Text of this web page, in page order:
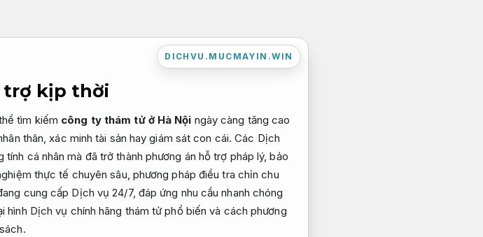
DICHVU.MUCMAYIN.WIN
trợ kịp thời
tìm kiếm công ty thám tử ở Hà Nội ngày càng tăng cao
thân, xác minh tài sản hay giám sát con cái. Các Dịch
cá nhân mà đã trở thành phương án hỗ trợ pháp lý, bảo
thực tế chuyên sâu, phương pháp điều tra chỉn chu
cung cấp Dịch vụ 24/7, đáp ứng nhu cầu nhanh chóng
hình Dịch vụ chính hãng thám tử phổ biến và cách phương